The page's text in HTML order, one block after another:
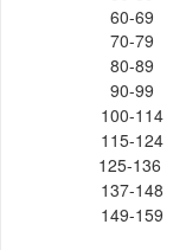
60-69
70-79
80-89
90-99
100-114
115-124
125-136
137-148
149-159